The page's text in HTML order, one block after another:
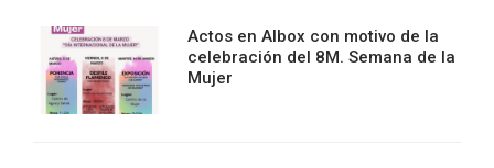
Actos en Albox con motivo de la
celebración del 8M. Semana de la
Mujer